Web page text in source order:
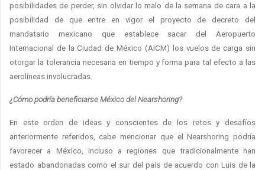
posibilidades de perder, sin olvidar lo malo de la semana de cara a la
posibilidad de que entre en vigor el proyecto de decreto del
mandatario mexicano que establece sacar del Aeropuerto
Internacional de la Ciudad de México (AICM) los vuelos de carga sin
otorgar la tolerancia necesaria en tiempo y forma para tal efecto a las
aerolíneas involucradas.
¿Cómo podría beneficiarse México del Nearshoring?
En este orden de ideas y conscientes de los retos y desafíos
anteriormente referidos, cabe mencionar que el Nearshoring podría
favorecer a México, incluso a regiones que tradicionalmente han
estado abandonadas como el sur del país de acuerdo con Luis de la